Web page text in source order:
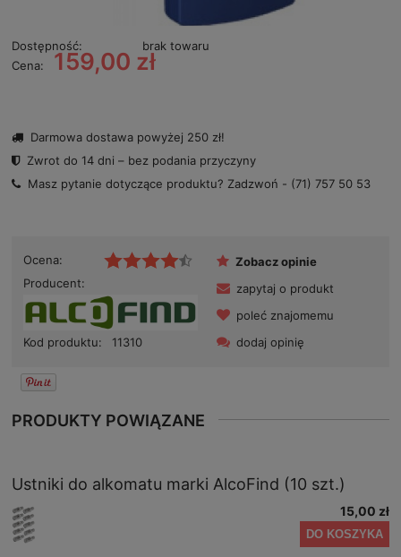
Dostępność:
brak towaru
Cena:
159,00 zł
Darmowa dostawa powyżej 250 zł!
Zwrot do 14 dni – bez podania przyczyny
Masz pytanie dotyczące produktu? Zadzwoń - (71) 757 50 53
Ocena:
Producent:
Kod produktu: 11310
Zobacz opinie
zapytaj o produkt
poleć znajomemu
dodaj opinię
PRODUKTY POWIĄZANE
Ustniki do alkomatu marki AlcoFind (10 szt.)
15,00 zł
DO KOSZYKA